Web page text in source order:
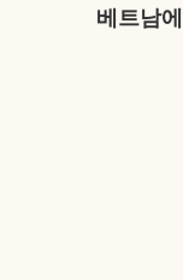
베트남